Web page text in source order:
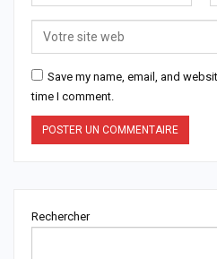
Save my name, email, and
time I comment.
Rechercher